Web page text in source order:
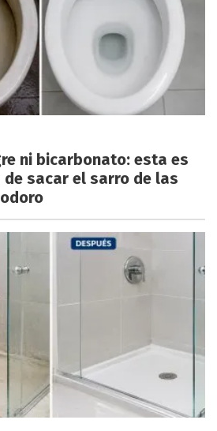
ni bicarbonato: esta es
de sacar el sarro de las